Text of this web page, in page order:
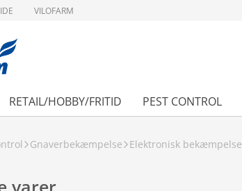
VILOFARM
RETAIL/HOBBY/FRITID PEST CONTROL
Gnaverbekæmpelse Elektronisk bekæmpelse
varer